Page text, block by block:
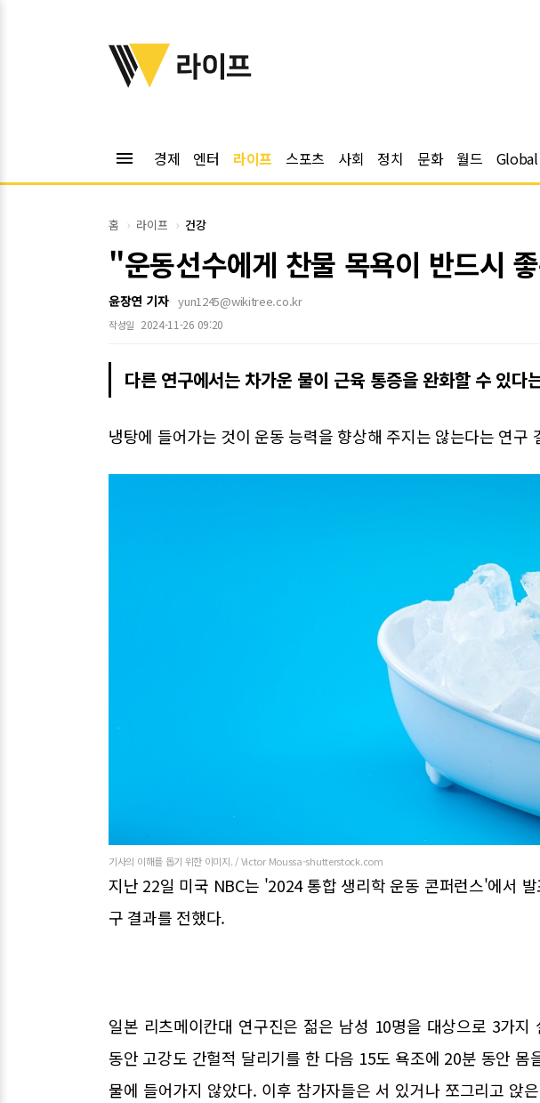
위키트리
라이프
menu 경제 엔터 라이프 스포츠 사회 정치 문화 월드
홈 라이프 건강
"운동선수에게 찬물 목욕이 반드시
윤장연 기자 yun1245@wikitree.co.kr
작성일 2024-11-26 09:20
다른 연구에서는 차가운 물이 근육 통증을 완화할 수 있다
냉탕에 들어가는 것이 운동 능력을 향상해 주지는 않는다는 연구
기사의 이해를 돕기 위한 이미지. / Victor Moussa-shutterstock.com
지난 22일 미국 NBC는 '2024 통합 생리학 운동 콘퍼런스'에서
구 결과를 전했다.
일본 리츠메이칸대 연구진은 젊은 남성 10명을 대상으로 3가지
동안 고강도 간헐적 달리기를 한 다음 15도 욕조에 20분 동안 몸
물에 들어가지 않았다. 이후 참가자들은 서 있거나 쪼그리고 앉